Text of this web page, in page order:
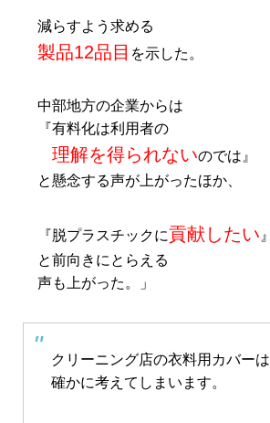
減らすよう求める
製品12品目 を示した。
中部地方の企業からは
『有料化は利用者の
理解を得られないのでは』
と懸念する声が上がったほか、
『脱プラスチックに貢献したい 』
と前向きにとらえる
声も上がった。」
クリーニング店の衣料用カバーは
確かに考えてしまいます。